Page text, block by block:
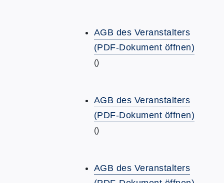
AGB des Veranstalters
(PDF-Dokument öffnen)
()
AGB des Veranstalters
(PDF-Dokument öffnen)
()
AGB des Veranstalters